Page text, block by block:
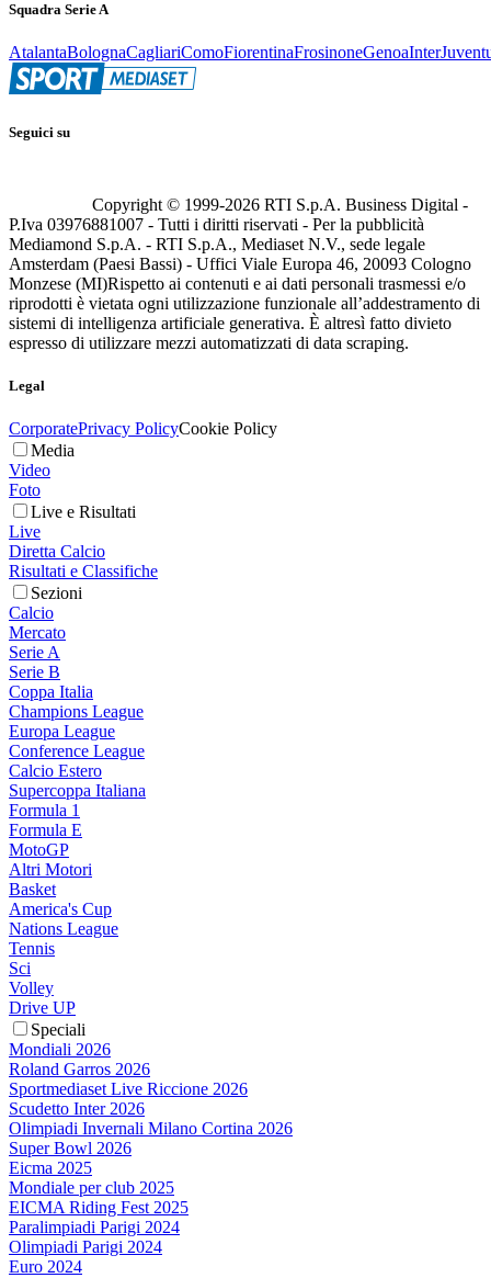
Squadra Serie A
AtalantaBolognaCagliariComoFiorentinaFrosinoneGenoaInter
Seguici su
Copyright © 1999-2026 RTI S.p.A. Business Digital -
P.Iva 03976881007 - Tutti i diritti riservati - Per la pubblicità
Mediamond S.p.A. - RTI S.p.A., Mediaset N.V., sede legale
Amsterdam (Paesi Bassi) - Uffici Viale Europa 46, 20093 Cologno
Monzese (MI)Rispetto ai contenuti e ai dati personali trasmessi e/o
riprodotti è vietata ogni utilizzazione funzionale all’addestramento di
sistemi di intelligenza artificiale generativa. È altresì fatto divieto
espresso di utilizzare mezzi automatizzati di data scraping.
Legal
CorporatePrivacy PolicyCookie Policy
Media
Video
Foto
Live e Risultati
Live
Diretta Calcio
Risultati e Classifiche
Sezioni
Calcio
Mercato
Serie A
Serie B
Coppa Italia
Champions League
Europa League
Conference League
Calcio Estero
Supercoppa Italiana
Formula 1
Formula E
MotoGP
Altri Motori
Basket
America's Cup
Nations League
Tennis
Sci
Volley
Drive UP
Speciali
Mondiali 2026
Roland Garros 2026
Sportmediaset Live Riccione 2026
Scudetto Inter 2026
Olimpiadi Invernali Milano Cortina 2026
Super Bowl 2026
Eicma 2025
Mondiale per club 2025
EICMA Riding Fest 2025
Paralimpiadi Parigi 2024
Olimpiadi Parigi 2024
Euro 2024